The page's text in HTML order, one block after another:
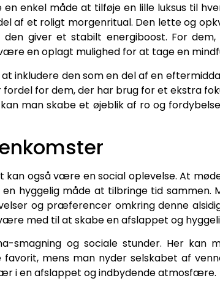
enkel måde at tilføje en lille luksus til
af et roligt morgenritual. Den lette og
giver et stabilt energiboost. For
en oplagt mulighed for at tage en
inkludere den som en del af en
for dem, der har brug for et ekstra
man skabe et øjeblik af ro og
kan også være en social oplevelse. At
hyggelig måde at tilbringe tid
og præferencer omkring denne
med til at skabe en afslappet og
og sociale stunder. Her kan
mens man nyder selskabet af
i en afslappet og indbydende atmosfære.